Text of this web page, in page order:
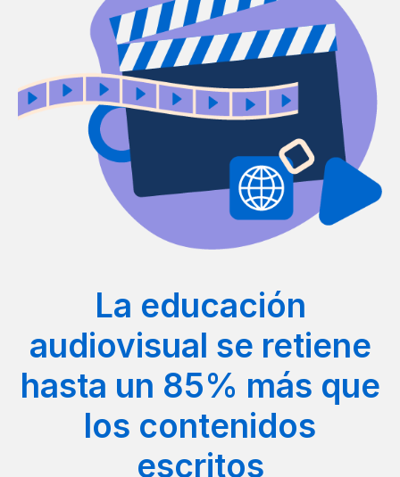
La educación
audiovisual se retiene
hasta un 85% más que
los contenidos
escritos